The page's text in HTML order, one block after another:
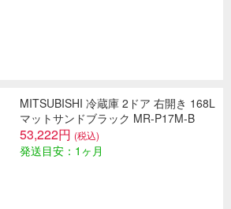
MITSUBISHI 冷蔵庫 2ドア 右開き 168L
マットサンドブラック MR-P17M-B
53,222円 (税込)
発送目安：1ヶ月